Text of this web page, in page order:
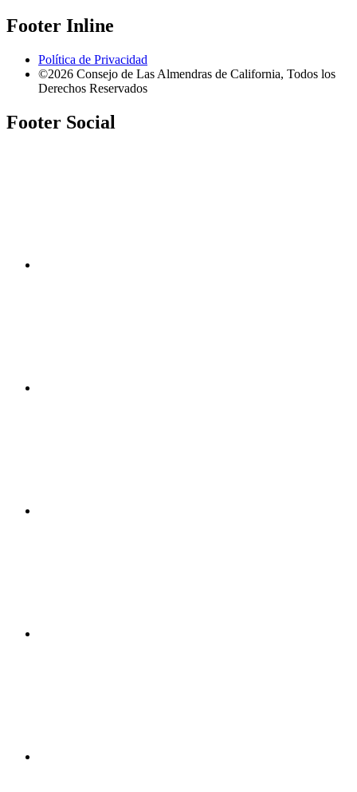
Footer Inline
Política de Privacidad
©2026 Consejo de Las Almendras de California, Todos los
Derechos Reservados
Footer Social